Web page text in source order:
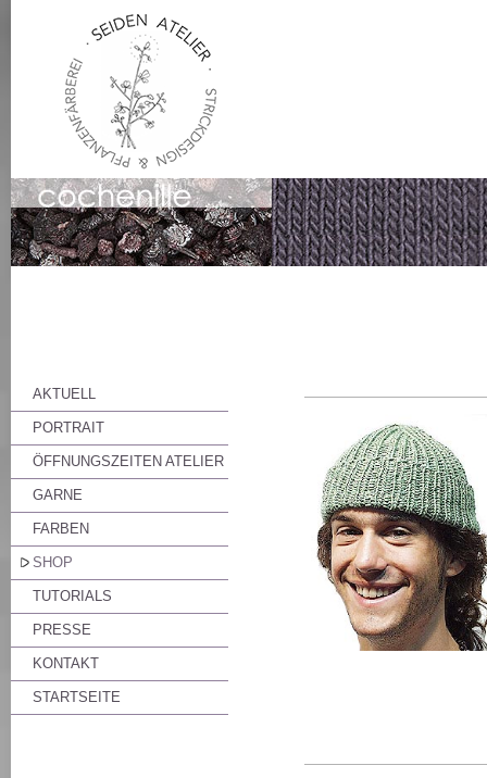
AKTUELL
PORTRAIT
ÖFFNUNGSZEITEN ATELIER
GARNE
FARBEN
SHOP
TUTORIALS
PRESSE
KONTAKT
STARTSEITE